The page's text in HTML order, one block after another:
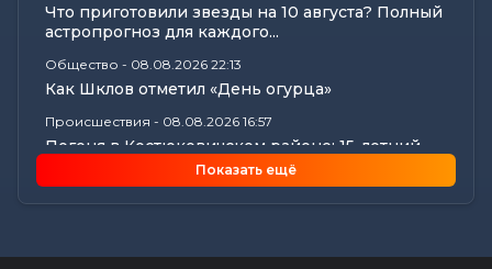
Что приготовили звезды на 10 августа? Полный
астропрогноз для каждого...
Общество - 08.08.2026 22:13
Как Шклов отметил «День огурца»
Происшествия - 08.08.2026 16:57
Погоня в Костюковичском районе: 15-летний
мотоциклист пытался...Показать ещё